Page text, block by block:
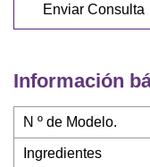
Enviar Consulta
Información
N º de Modelo.
Ingredientes